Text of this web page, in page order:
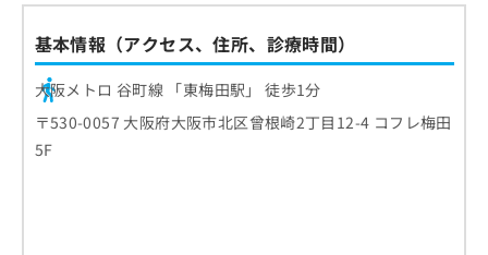
基本情報（アクセス、住所、診療時間）
大阪メトロ 谷町線 「東梅田駅」 徒歩1分
〒530-0057 大阪府大阪市北区曾根崎2丁目12-4 コフレ梅田
5F